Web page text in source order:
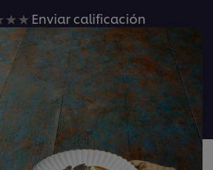
No
se
han
enviado
calificaciones
para
este
recipe
Enviar calificación